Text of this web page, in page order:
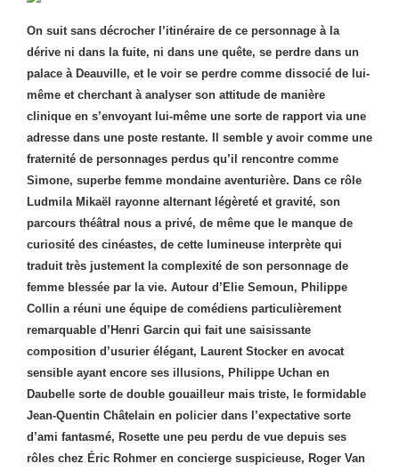
On suit sans décrocher l’itinéraire de ce personnage à la
dérive ni dans la fuite, ni dans une quête, se perdre dans un
palace à Deauville, et le voir se perdre comme dissocié de lui-
même et cherchant à analyser son attitude de manière
clinique en s’envoyant lui-même une sorte de rapport via une
adresse dans une poste restante.
Il semble y avoir comme une
fraternité de personnages perdus qu’il rencontre comme
Simone, superbe femme mondaine aventurière. Dans ce rôle
Ludmila Mikaël rayonne alternant légèreté et gravité, son
parcours théâtral nous a privé, de même que le manque de
curiosité des cinéastes, de cette lumineuse interprète qui
traduit très justement la complexité de son personnage de
femme blessée par la vie. Autour d’Elie Semoun, Philippe
Collin a réuni une équipe de comédiens particulièrement
remarquable d’Henri Garcin qui fait une saisissante
composition d’usurier élégant, Laurent Stocker en avocat
sensible ayant encore ses illusions, Philippe Uchan en
Daubelle sorte de double gouailleur mais triste, le formidable
Jean-Quentin Châtelain en policier dans l’expectative sorte
d’ami fantasmé, Rosette une peu perdu de vue depuis ses
rôles chez Éric Rohmer en concierge suspicieuse, Roger Van